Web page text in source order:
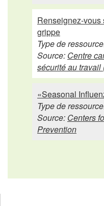
Renseignez-vous
grippe
Type de
Source: Centre
sécurité au travail
«Seasonal
Type de
Source: Centers
Prevention